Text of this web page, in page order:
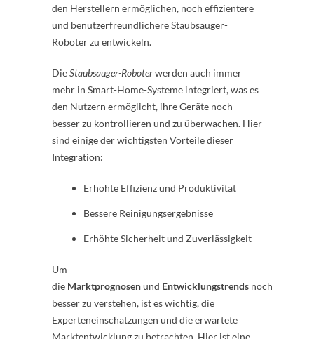
den Herstellern ermöglichen, noch effizientere
und benutzerfreundlichere Staubsauger-
Roboter zu entwickeln.
DieStaubsauger-Roboterwerden auch immer
mehr in Smart-Home-Systeme integriert, was es
den Nutzern ermöglicht, ihre Geräte noch
besser zu kontrollieren und zu überwachen. Hier
sind einige der wichtigsten Vorteile dieser
Integration:
Erhöhte Effizienz und Produktivität
Bessere Reinigungsergebnisse
Erhöhte Sicherheit und Zuverlässigkeit
Um
die Marktprognosenund Entwicklungstrends noch
besser zu verstehen, ist es wichtig, die
Experteneinschätzungen und die erwartete